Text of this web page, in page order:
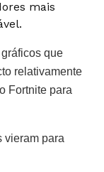
mais
que
relativamente
Fortnite para
vieram para